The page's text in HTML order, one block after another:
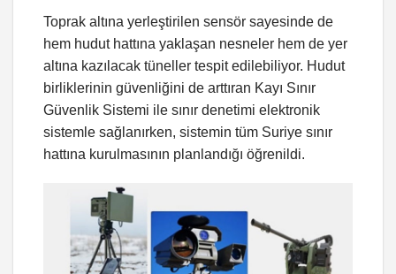
Toprak altına yerleştirilen sensör sayesinde de
hem hudut hattına yaklaşan nesneler hem de yer
altına kazılacak tüneller tespit edilebiliyor. Hudut
birliklerinin güvenliğini de arttıran Kayı Sınır
Güvenlik Sistemi ile sınır denetimi elektronik
sistemle sağlanırken, sistemin tüm Suriye sınır
hattına kurulmasının planlandığı öğrenildi.